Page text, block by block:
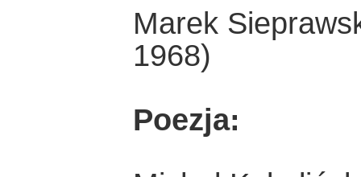
Marek
1968)
Poezja: